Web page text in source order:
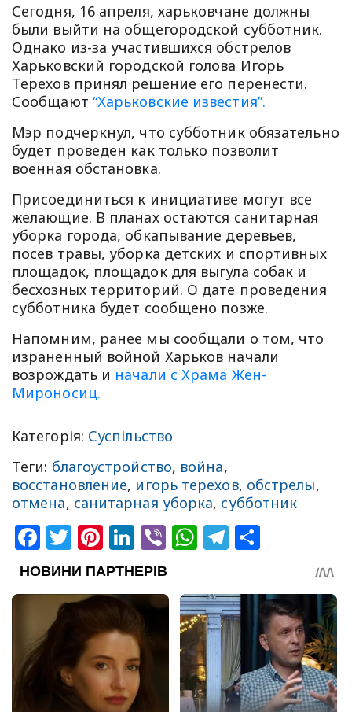
Сегодня, 16 апреля, харьковчане должны
были выйти на общегородской субботник.
Однако из-за участившихся обстрелов
Харьковский городской голова Игорь
Терехов принял решение его перенести.
Сообщают “Харьковские известия”.
Мэр подчеркнул, что субботник обязательно
будет проведен как только позволит
военная обстановка.
Присоединиться к инициативе могут все
желающие. В планах остаются санитарная
уборка города, обкапывание деревьев,
посев травы, уборка детских и спортивных
площадок, площадок для выгула собак и
бесхозных территорий. О дате проведения
субботника будет сообщено позже.
Напомним, ранее мы сообщали о том, что
израненный войной Харьков начали
возрождать и начали с Храма Жен-
Мироносиц.
Категорія: Суспільство
Теги: благоустройство, война,
восстановление, игорь терехов, обстрелы,
отмена, санитарная уборка, субботник
Facebook
Twitter
Pinterest
LinkedIn
ViberWhatsApp
Telegram